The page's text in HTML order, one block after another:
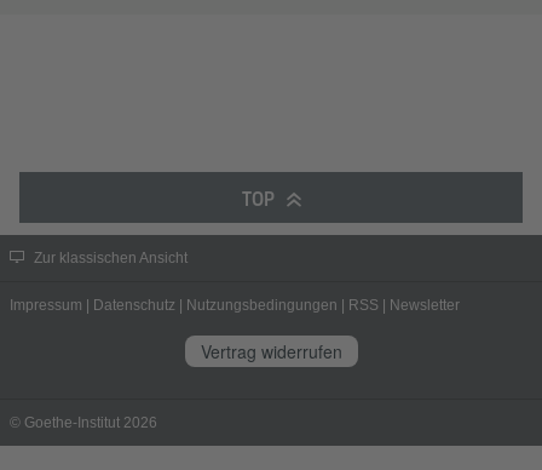
TOP
Zur klassischen Ansicht
Impressum Datenschutz Nutzungsbedingungen RSS Newsletter
Vertrag widerrufen
© Goethe-Institut 2026